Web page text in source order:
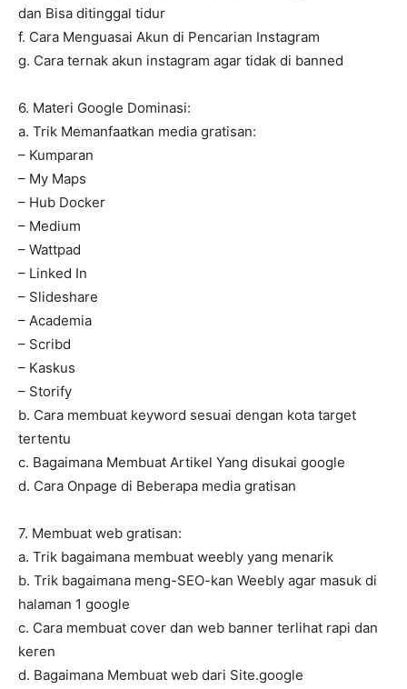
dan Bisa ditinggal tidur
f. Cara Menguasai Akun di Pencarian Instagram
g. Cara ternak akun instagram agar tidak di banned
6. Materi Google Dominasi:
a. Trik Memanfaatkan media gratisan:
– Kumparan
– My Maps
– Hub Docker
– Medium
– Wattpad
– Linked In
– Slideshare
– Academia
– Scribd
– Kaskus
– Storify
b. Cara membuat keyword sesuai dengan kota target
tertentu
c. Bagaimana Membuat Artikel Yang disukai google
d. Cara Onpage di Beberapa media gratisan
7. Membuat web gratisan:
a. Trik bagaimana membuat weebly yang menarik
b. Trik bagaimana meng-SEO-kan Weebly agar masuk di
halaman 1 google
c. Cara membuat cover dan web banner terlihat rapi dan
keren
d. Bagaimana Membuat web dari Site.google